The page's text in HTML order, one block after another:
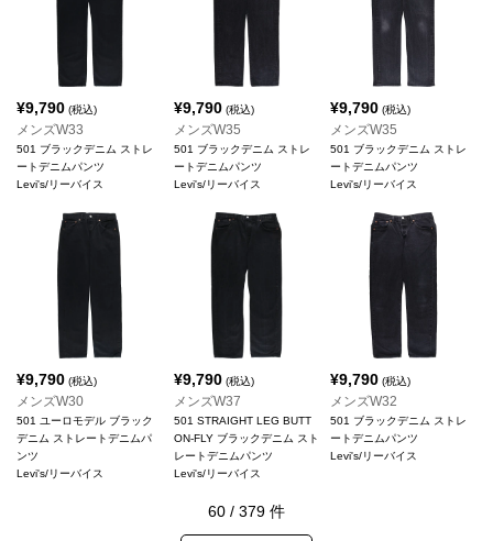
¥9,790 (税込)
メンズW33
501 ブラックデニム ストレ
ートデニムパンツ
Levi's/リーバイス
¥9,790(税込)
メンズW35
501 ブラックデニム ストレ
ートデニムパンツ
Levi's/リーバイス
¥9,790 (税込)
メンズW35
501 ブラックデニム ストレ
ートデニムパンツ
Levi's/リーバイス
¥9,790 (税込)
メンズW30
501 ユーロモデル ブラック
デニム ストレートデニムパ
ンツ
Levi's/リーバイス
¥9,790(税込)
メンズW37
501 STRAIGHT LEG BUTT
ON-FLY ブラックデニム スト
レートデニムパンツ
Levi's/リーバイス
¥9,790 (税込)
メンズW32
501 ブラックデニム ストレ
ートデニムパンツ
Levi's/リーバイス
60 / 379 件